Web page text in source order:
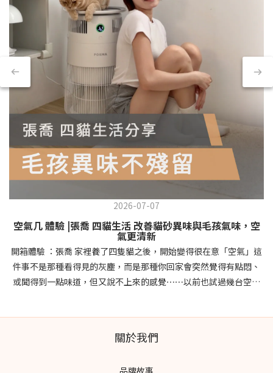
2026-07-07
空氣几 體驗 |張喬 四貓生活 改善貓砂異味與毛孩氣味，空
氣更清新
開箱體驗 ：張喬 家裡養了四隻貓之後，開始變得很在意「空氣」這
件事不是那種看得見的灰塵，而是那種你回家會突然覺得有點悶、
或聞得到一點味道，但又說不上來的感覺⋯⋯以前也試過幾台空氣
實比想像中簡單很多 而且家裡最有感的幾個地方： 貓砂味道比較不
關於我們
品牌故事